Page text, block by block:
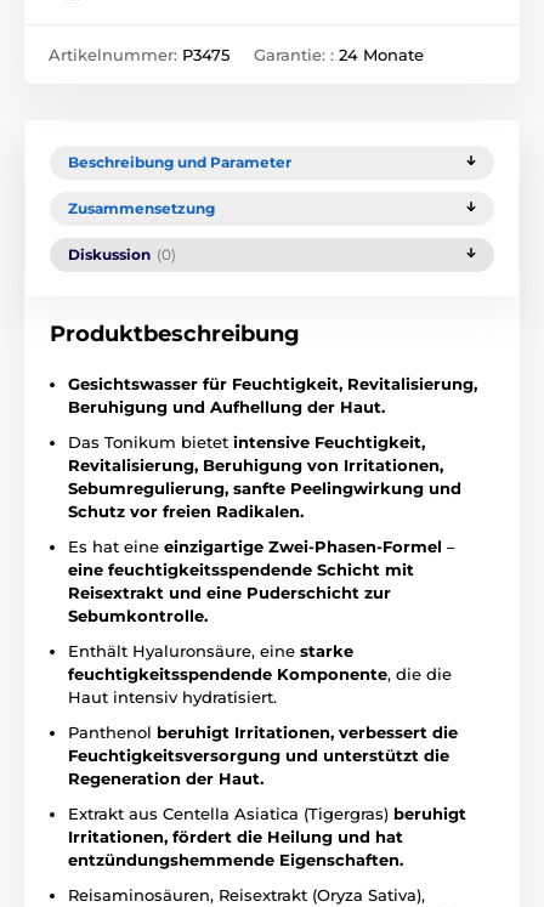
Artikelnummer: P3475 Garantie: : 24 Monate
Beschreibung und Parameter
Zusammensetzung
Diskussion (0)
Produktbeschreibung
Gesichtswasser für Feuchtigkeit, Revitalisierung,
Beruhigung und Aufhellung der Haut.
Das Tonikum bietet intensive Feuchtigkeit,
Revitalisierung, Beruhigung von Irritationen,
Sebumregulierung, sanfte Peelingwirkung und
Schutz vor freien Radikalen.
Es hat eine einzigartige Zwei-Phasen-Formel –
eine feuchtigkeitsspendende Schicht mit
Reisextrakt und eine Puderschicht zur
Sebumkontrolle.
Enthält Hyaluronsäure, eine starke
feuchtigkeitsspendende Komponente, die die
Haut intensiv hydratisiert.
Panthenol beruhigt Irritationen, verbessert die
Feuchtigkeitsversorgung und unterstützt die
Regeneration der Haut.
Extrakt aus Centella Asiatica (Tigergras) beruhigt
Irritationen, fördert die Heilung und hat
entzündungshemmende Eigenschaften.
Reisaminosäuren, Reisextrakt (Oryza Sativa),